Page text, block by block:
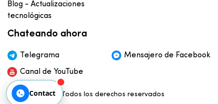
Blog - Actualizaciones
tecnológicas
Chateando ahora
Telegrama Mensajero de Facebook
Canal de YouTube
© Todos los derechos reservados
Contact